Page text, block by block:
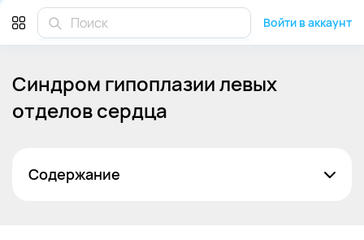
Войти в аккаунт
Синдром гипоплазии левых
отделов сердца
Содержание